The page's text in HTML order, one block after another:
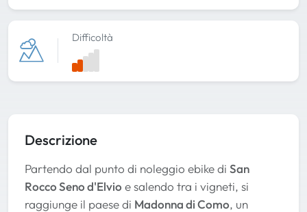
Difficoltà
Descrizione
Partendo dal punto di noleggio ebike di San
Rocco Seno d'Elvio e salendo tra i vigneti, si
raggiunge il paese di Madonna di Como, un